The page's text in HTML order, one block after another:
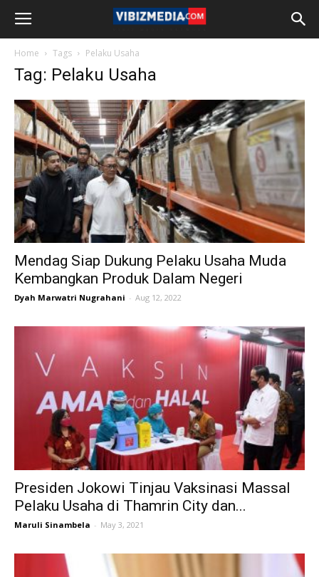
Home Tags Pelaku Usaha
Tag: Pelaku Usaha
Mendag Siap Dukung Pelaku Usaha Muda
Kembangkan Produk Dalam Negeri
Dyah Marwatri Nugrahani - Aug 12, 2022
Presiden Jokowi Tinjau Vaksinasi Massal
Pelaku Usaha di Thamrin City dan...
Maruli Sinambela - May 3, 2021